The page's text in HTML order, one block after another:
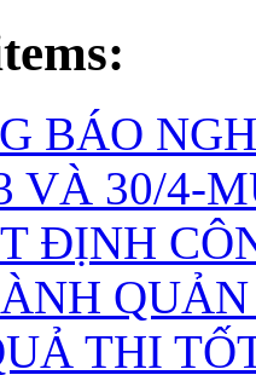
BÁO
VÀ 30/4-
ĐỊNH
THI